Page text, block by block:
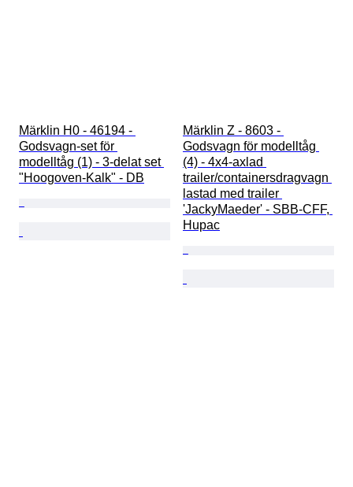
Märklin H0 - 46194 -
Godsvagn-set för
modelltåg (1) - 3-delat set
"Hoogoven-Kalk" - DB
Märklin Z - 8603 -
Godsvagn för modelltåg
(4) - 4x4-axlad
trailer/containersdragvagn
lastad med trailer
'JackyMaeder' - SBB-CFF,
Hupac